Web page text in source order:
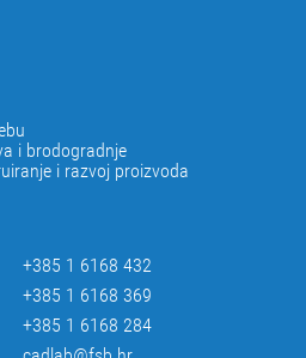
i brodogradnje
i razvoj proizvoda
+385 1 6168 432
+385 1 6168 369
+385 1 6168 284